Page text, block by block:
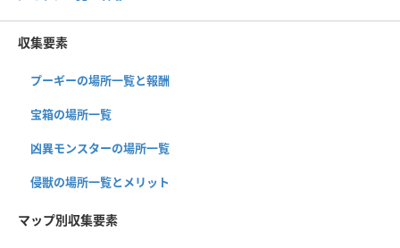
収集要素
プーギーの場所一覧と報酬
宝箱の場所一覧
凶異モンスターの場所一覧
侵獣の場所一覧とメリット
マップ別収集要素